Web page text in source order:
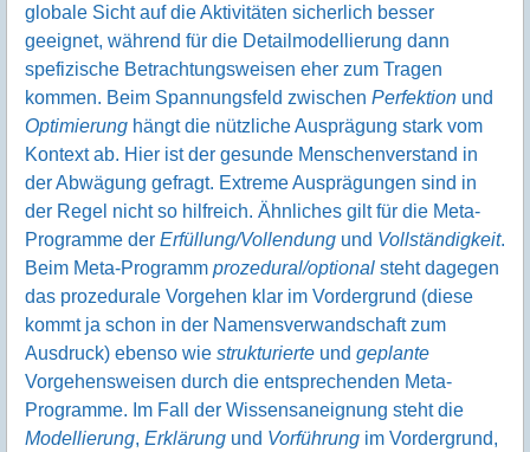
globale Sicht auf die Aktivitäten sicherlich besser
geeignet, während für die Detailmodellierung dann
spefizische Betrachtungsweisen eher zum Tragen
kommen. Beim Spannungsfeld zwischen Perfektion und
Optimierung hängt die nützliche Ausprägung stark vom
Kontext ab. Hier ist der gesunde Menschenverstand in
der Abwägung gefragt. Extreme Ausprägungen sind in
der Regel nicht so hilfreich. Ähnliches gilt für die Meta-
Programme der Erfüllung/Vollendung und Vollständigkeit.
Beim Meta-Programm prozedural/optional steht dagegen
das prozedurale Vorgehen klar im Vordergrund (diese
kommt ja schon in der Namensverwandschaft zum
Ausdruck) ebenso wie strukturierte und geplante
Vorgehensweisen durch die entsprechenden Meta-
Programme. Im Fall der Wissensaneignung steht die
Modellierung, Erklärung und Vorführung im Vordergrund,